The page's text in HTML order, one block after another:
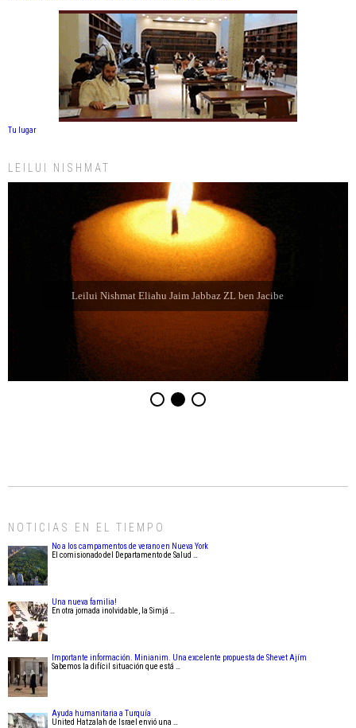
Tu lugar
LEILUI NISHMAT
Leilui Nishmat Eliahu Jaim Jabbaz ZL ben Jacibe
NOTICIAS EN EL TIEMPO
No a los campamentos de verano en Nueva York
El comisionado del Departamento de Salud …
Una nueva familia!
En otra jornada inolvidable, la Simjá …
Importante información. Minianim. Una excelente propuesta de Shevet Ajím
Sabemos la difícil situación que está …
Ayuda humanitaria a Turquía
United Hatzalah de Israel envió una …